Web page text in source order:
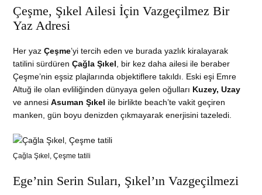
Çeşme, Şıkel Ailesi İçin Vazgeçilmez Bir
Yaz Adresi
Her yazÇeşme’yi tercih eden ve burada yazlık kiralayarak
tatilini sürdürenÇağla Şıkel , bir kez daha ailesi ile beraber
Çeşme’nin eşsiz plajlarında objektiflere takıldı. Eski eşi Emre
Altuğ ile olan evliliğinden dünyaya gelen oğulları Kuzey, Uzay
ve annesiAsuman Şıkel ile birlikte beach’te vakit geçiren
manken, gün boyu denizden çıkmayarak enerjisini tazeledi.
Çağla Şıkel, Çeşme tatili
Ege’nin Serin Suları, Şıkel’ın Vazgeçilmezi